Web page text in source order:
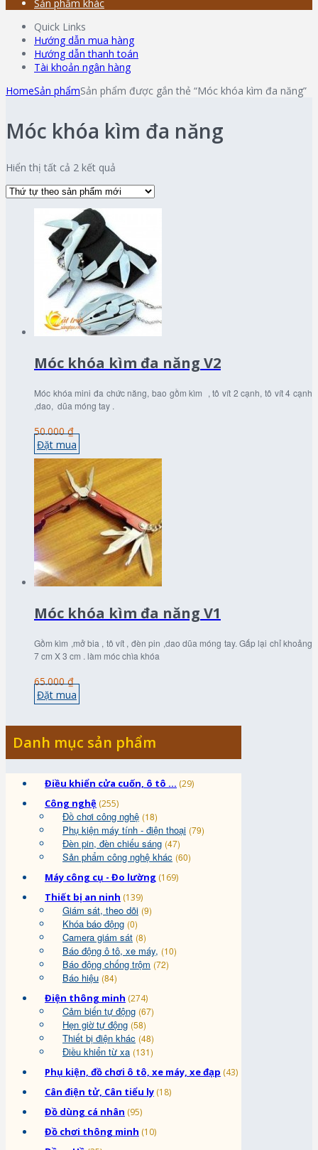
Sản phẩm khác
Quick Links
Hướng dẫn mua hàng
Hướng dẫn thanh toán
Tài khoản ngân hàng
HomeSản phẩmSản phẩm được gắn thẻ “Móc khóa kìm đa năng”
Móc khóa kìm đa năng
Hiển thị tất cả 2 kết quả
Móc khóa kìm đa năng V2
Móc khóa mini đa chức năng, bao gồm kìm , tô vít 2 cạnh, tô vít 4 cạnh
,dao, dũa móng tay .
50.000 ₫
Đặt mua
Móc khóa kìm đa năng V1
Gồm kìm ,mở bia , tô vít , đèn pin ,dao dũa móng tay. Gấp lại chỉ khoảng
7 cm X 3 cm . làm móc chìa khóa
65.000 ₫
Đặt mua
Danh mục sản phẩm
Điều khiển cửa cuốn, ô tô ... (29)
Công nghệ (255)
Đồ chơi công nghệ (18)
Phụ kiện máy tính - điện thoại (79)
Đèn pin, đèn chiếu sáng (47)
Sản phẩm công nghệ khác (60)
Máy công cụ - Đo lường (169)
Thiết bị an ninh (139)
Giám sát, theo dõi (9)
Khóa báo động (0)
Camera giám sát (8)
Báo động ô tô, xe máy, (10)
Báo động chống trộm (72)
Báo hiệu (84)
Điện thông minh (274)
Cảm biến tự động (67)
Hẹn giờ tự động (58)
Thiết bị điện khác (48)
Điều khiển từ xa (131)
Phụ kiện, đồ chơi ô tô, xe máy, xe đạp (43)
Cân điện tử, Cân tiểu ly (18)
Đồ dùng cá nhân (95)
Đồ chơi thông minh (10)